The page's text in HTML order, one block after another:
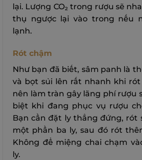
lại. Lượng CO₂ trong rượu sẽ
thụ ngược lại vào trong nếu
lạnh.
Rót chậm
Như bạn đã biết, sâm panh là
và bọt sủi lên rất nhanh khi rót
nên làm tràn gây lãng phí rượu
biệt khi đang phục vụ rượu
Bạn cần đặt ly thẳng đứng, rót
một phần ba ly, sau đó rót
Không để miệng chai chạm
ly.